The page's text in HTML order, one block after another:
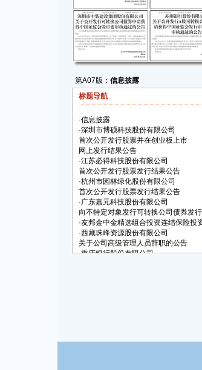
第A07版： 信息披露
标题导航
·信息披露
·深圳市博硕科技股份有限公司
首次公开发行股票并在创业板上市
网上发行结果公告
·江苏必得科技股份有限公司
首次公开发行股票发行结果公告
·杭州市园林绿化股份有限公司
首次公开发行股票发行结果公告
·广东嘉元科技股份有限公司
向不特定对象发行可转换公司债券发
·友邦金中金精选组合投资连结保险投
·西藏珠峰资源股份有限公司
关于公司高级管理人员辞职的公告
·重庆银行股份有限公司